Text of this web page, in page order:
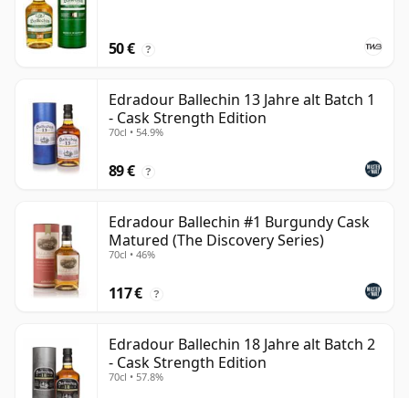
50 € ?
Edradour Ballechin 13 Jahre alt Batch 1
- Cask Strength Edition
70cl • 54.9%
89 € ?
Edradour Ballechin #1 Burgundy Cask
Matured (The Discovery Series)
70cl • 46%
117 € ?
Edradour Ballechin 18 Jahre alt Batch 2
- Cask Strength Edition
70cl • 57.8%